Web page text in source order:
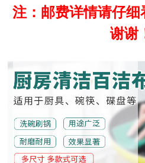
注：邮费详情请仔细
谢谢